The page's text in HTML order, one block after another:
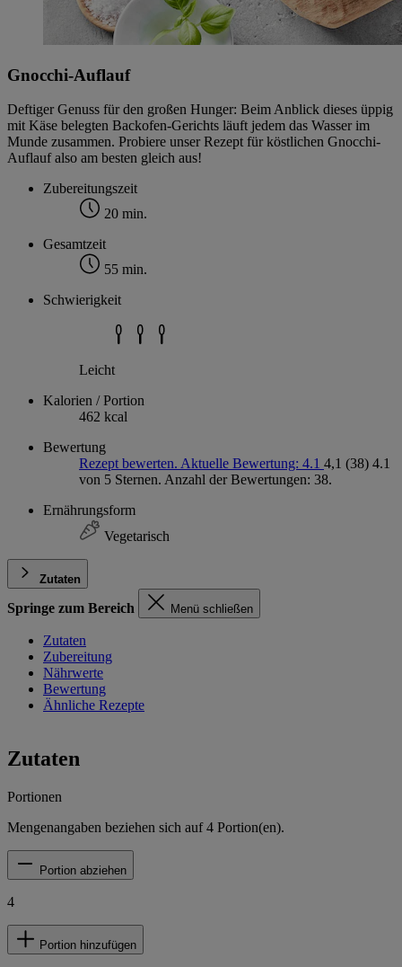
Gnocchi-Auflauf
Deftiger Genuss für den großen Hunger: Beim Anblick dieses üppig
mit Käse belegten Backofen-Gerichts läuft jedem das Wasser im
Munde zusammen. Probiere unser Rezept für köstlichen Gnocchi-
Auflauf also am besten gleich aus!
Zubereitungszeit
20 min.
Gesamtzeit
55 min.
Schwierigkeit
Leicht
Kalorien / Portion
462 kcal
Bewertung
Rezept bewerten. Aktuelle Bewertung: 4.1 4,1 (38) 4.1
von 5 Sternen. Anzahl der Bewertungen: 38.
Ernährungsform
Vegetarisch
Zutaten
Springe zum Bereich Menü schließen
Zutaten
Zubereitung
Nährwerte
Bewertung
Ähnliche Rezepte
Zutaten
Portionen
Mengenangaben beziehen sich auf4 Portion(en).
Portion abziehen
4
Portion hinzufügen